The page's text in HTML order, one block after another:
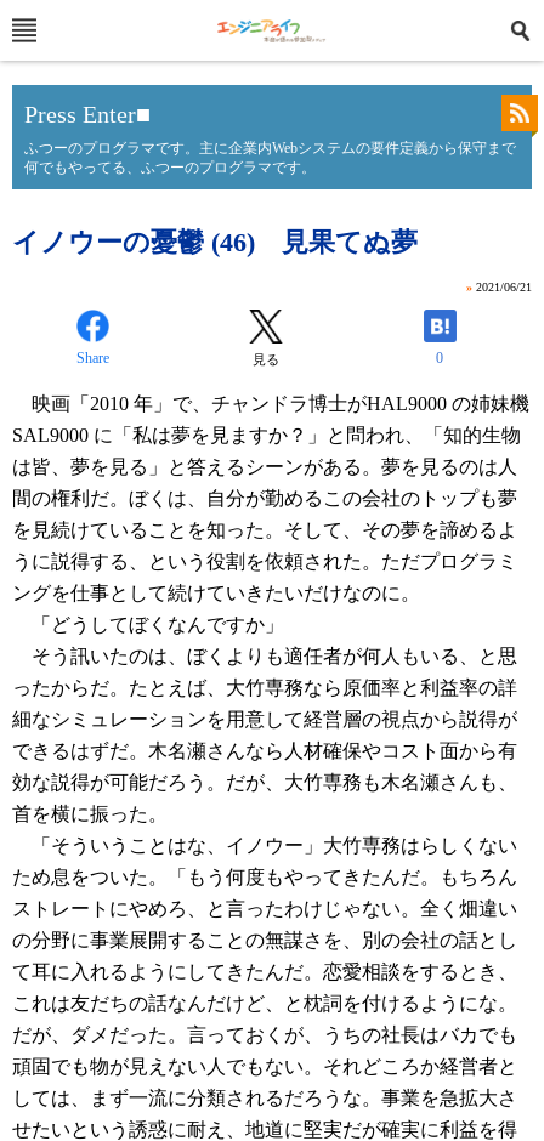
Press Enter■
ふつーのプログラマです。主に企業内Webシステムの要件定義から保守まで
何でもやってる、ふつーのプログラマです。
イノウーの憂鬱 (46) 見果てぬ夢
» 2021/06/21
Share 見る 0
映画「2010 年」で、チャンドラ博士がHAL9000 の姉妹機
SAL9000 に「私は夢を見ますか？」と問われ、「知的生物
は皆、夢を見る」と答えるシーンがある。夢を見るのは人
間の権利だ。ぼくは、自分が勤めるこの会社のトップも夢
を見続けていることを知った。そして、その夢を諦めるよ
うに説得する、という役割を依頼された。ただプログラミ
ングを仕事として続けていきたいだけなのに。
「どうしてぼくなんですか」
そう訊いたのは、ぼくよりも適任者が何人もいる、と思
ったからだ。たとえば、大竹専務なら原価率と利益率の詳
細なシミュレーションを用意して経営層の視点から説得が
できるはずだ。木名瀬さんなら人材確保やコスト面から有
効な説得が可能だろう。だが、大竹専務も木名瀬さんも、
首を横に振った。
「そういうことはな、イノウー」大竹専務はらしくない
ため息をついた。「もう何度もやってきたんだ。もちろん
ストレートにやめろ、と言ったわけじゃない。全く畑違い
の分野に事業展開することの無謀さを、別の会社の話とし
て耳に入れるようにしてきたんだ。恋愛相談をするとき、
これは友だちの話なんだけど、と枕詞を付けるようにな。
だが、ダメだった。言っておくが、うちの社長はバカでも
頑固でも物が見えない人でもない。それどころか経営者と
しては、まず一流に分類されるだろうな。事業を急拡大さ
せたいという誘惑に耐え、地道に堅実だが確実に利益を得